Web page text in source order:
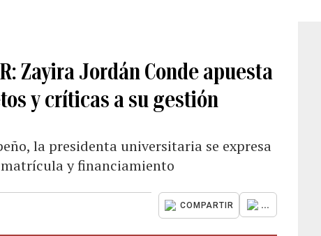
Zayira Jordán Conde apuesta
y críticas a su gestión
la presidenta universitaria se expresa
y financiamiento
COMPARTIR ...